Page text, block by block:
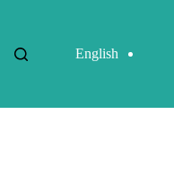
English